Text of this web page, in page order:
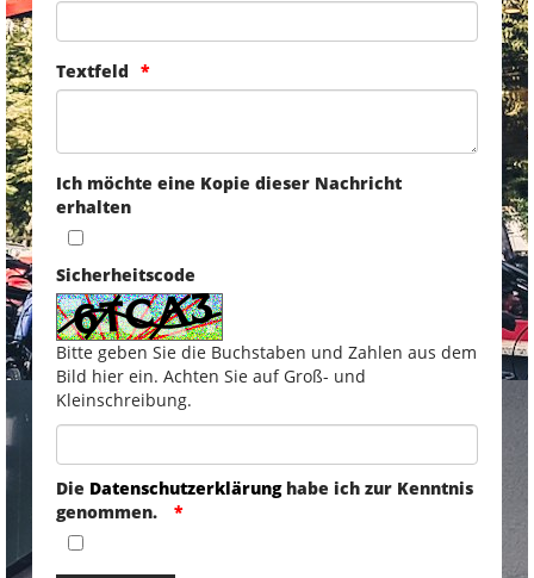
Textfeld
Ich möchte eine Kopie dieser Nachricht
erhalten
Sicherheitscode
Bitte geben Sie die Buchstaben und Zahlen aus dem
Bild hier ein. Achten Sie auf Groß- und
Kleinschreibung.
Die Datenschutzerklärunghabe ich zur Kenntnis
genommen.